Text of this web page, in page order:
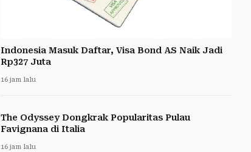
Indonesia Masuk Daftar, Visa Bond AS Naik Jadi
Rp327 Juta
16 jam lalu
The Odyssey Dongkrak Popularitas Pulau
Favignana di Italia
16 jam lalu